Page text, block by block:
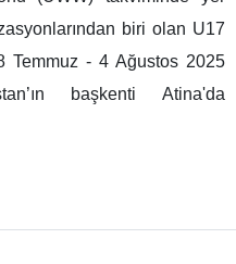
biri olan U17
Temmuz - 4 Ağustos 2025
başkenti Atina'da